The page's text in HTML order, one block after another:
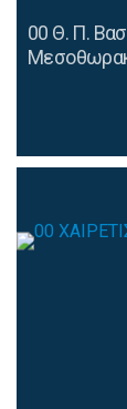
00 Θ. Π.